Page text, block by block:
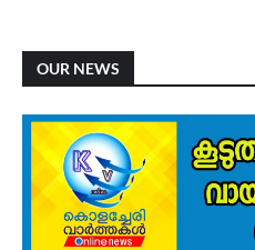
OUR NEWS